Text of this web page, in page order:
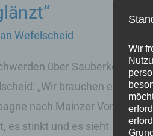
Wefelscheid
über Sauberkeit im
„Wir brauchen eine
nach Mainzer Vorbild“
es stinkt und es sieht
Wir